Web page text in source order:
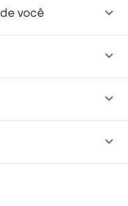
você